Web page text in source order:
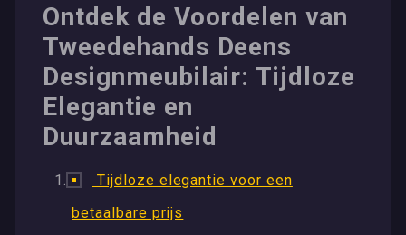
Ontdek de Voordelen van
Tweedehands Deens
Designmeubilair: Tijdloze
Elegantie en
Duurzaamheid
Tijdloze elegantie voor een
betaalbare prijs